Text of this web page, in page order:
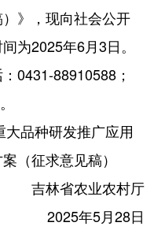
》，现向社会公开
为2025年6月3日。
0431-88910588；
品种研发推广应用
（征求意见稿）
吉林省农业农村厅
2025年5月28日